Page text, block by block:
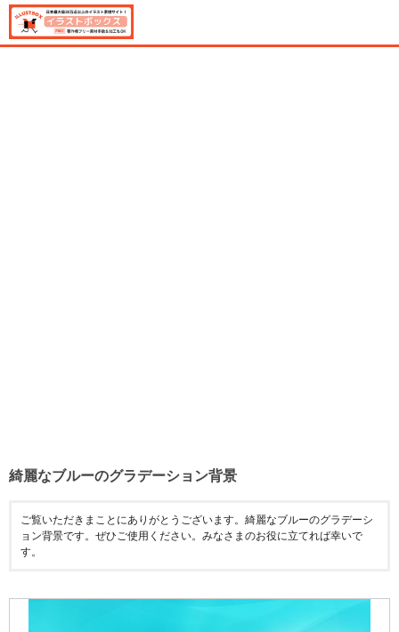
綺麗なブルーのグラデーション背景
ご覧いただきまことにありがとうございます。綺麗なブルーのグラデーシ
ョン背景です。ぜひご使用ください。みなさまのお役に立てれば幸いで
す。